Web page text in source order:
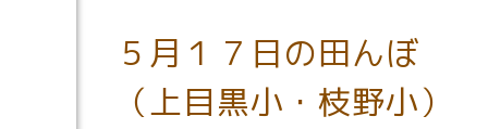
５月１７日の田んぼ
（上目黒小・枝野小）